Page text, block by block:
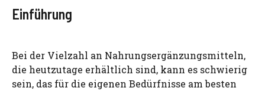
Einführung
Bei der Vielzahl an Nahrungsergänzungsmitteln,
die heutzutage erhältlich sind, kann es schwierig
sein, das für die eigenen Bedürfnisse am besten